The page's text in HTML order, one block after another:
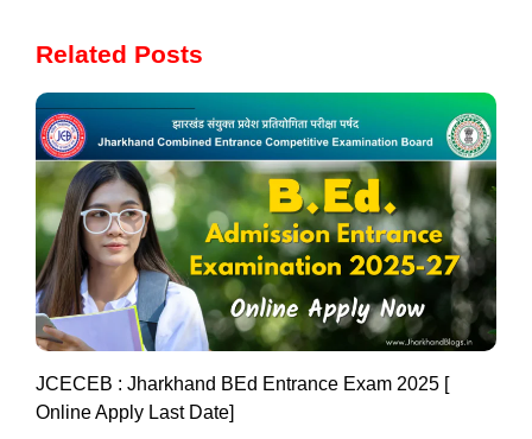
Related Posts
JCECEB : Jharkhand BEd Entrance Exam 2025 [
Online Apply Last Date]